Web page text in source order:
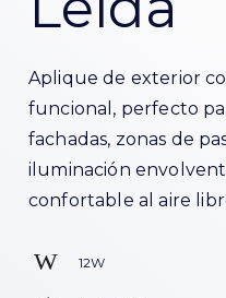
Aplique de exterior
funcional, perfecto
fachadas, zonas de
iluminación
confortable al aire
12W